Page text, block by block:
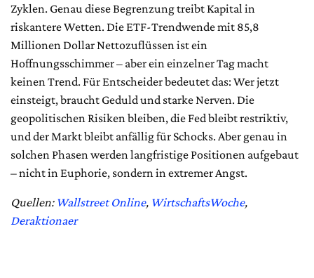
Zyklen. Genau diese Begrenzung treibt Kapital in
riskantere Wetten. Die ETF-Trendwende mit 85,8
Millionen Dollar Nettozuflüssen ist ein
Hoffnungsschimmer – aber ein einzelner Tag macht
keinen Trend. Für Entscheider bedeutet das: Wer jetzt
einsteigt, braucht Geduld und starke Nerven. Die
geopolitischen Risiken bleiben, die Fed bleibt restriktiv,
und der Markt bleibt anfällig für Schocks. Aber genau in
solchen Phasen werden langfristige Positionen aufgebaut
– nicht in Euphorie, sondern in extremer Angst.
Quellen: Wallstreet Online, WirtschaftsWoche,
Deraktionaer